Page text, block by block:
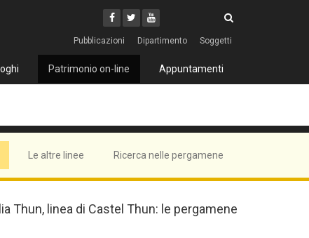
Facebook
Twitter
Youtube
Pubblicazioni Dipartimento Soggetti
Patrimonio on-line Appuntamenti
Le altre linee Ricerca nelle pergamene
Thun, linea di Castel Thun: le pergamene